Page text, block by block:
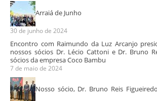
Arraiá de Junho
30 de junho de 2024
Encontro com Raimundo da Luz Arcanjo
nossos sócios Dr. Lécio Cattoni e Dr. Bruno
sócios da empresa Coco Bambu
7 de maio de 2024
Nosso sócio, Dr. Bruno Reis